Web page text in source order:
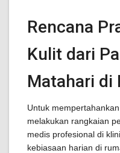
Rencana
Kulit dari
Matahari di
Untuk
melakukan rangkaian
medis profesional di
kebiasaan harian di